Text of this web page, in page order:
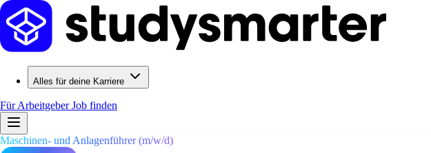
Alles für deine Karriere
Für ArbeitgeberJob finden
Maschinen- und Anlagenführer (m/w/d)